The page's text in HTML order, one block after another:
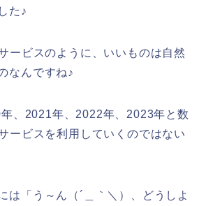
た♪
ービスのように、いいものは自然
なんですね♪
、2021年、2022年、2023年と数
ービスを利用していくのではない
は「う～ん（´＿｀＼）、どうしよ